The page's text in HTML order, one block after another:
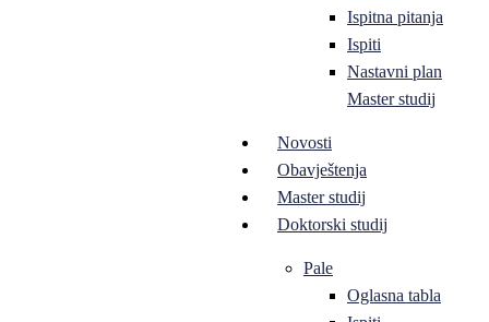
Ispitna pitanja
Ispiti
Nastavni plan
Master studij
Novosti
Obavještenja
Master studij
Doktorski studij
Pale
Oglasna tabla